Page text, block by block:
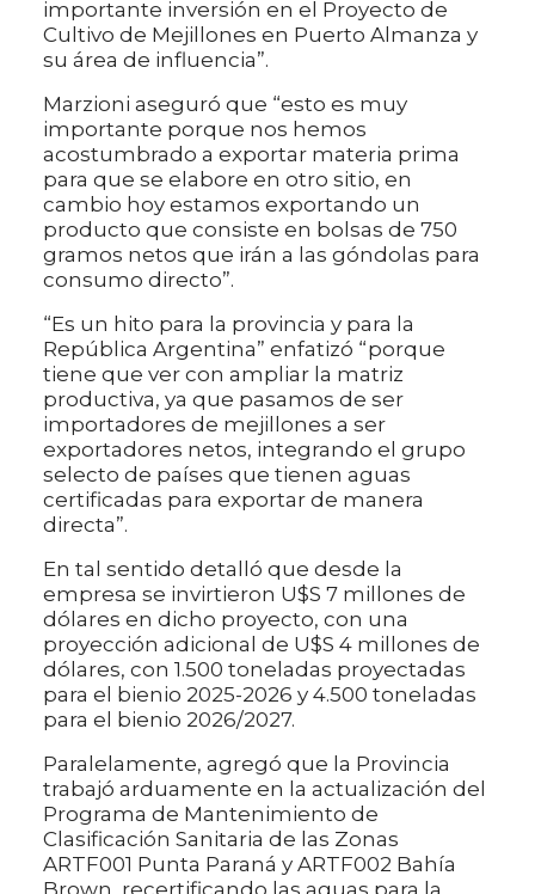
importante inversión en el Proyecto de
Cultivo de Mejillones en Puerto Almanza y
su área de influencia”.
Marzioni aseguró que “esto es muy
importante porque nos hemos
acostumbrado a exportar materia prima
para que se elabore en otro sitio, en
cambio hoy estamos exportando un
producto que consiste en bolsas de 750
gramos netos que irán a las góndolas para
consumo directo”.
“Es un hito para la provincia y para la
República Argentina” enfatizó “porque
tiene que ver con ampliar la matriz
productiva, ya que pasamos de ser
importadores de mejillones a ser
exportadores netos, integrando el grupo
selecto de países que tienen aguas
certificadas para exportar de manera
directa”.
En tal sentido detalló que desde la
empresa se invirtieron U$S 7 millones de
dólares en dicho proyecto, con una
proyección adicional de U$S 4 millones de
dólares, con 1.500 toneladas proyectadas
para el bienio 2025-2026 y 4.500 toneladas
para el bienio 2026/2027.
Paralelamente, agregó que la Provincia
trabajó arduamente en la actualización del
Programa de Mantenimiento de
Clasificación Sanitaria de las Zonas
ARTF001 Punta Paraná y ARTF002 Bahía
Brown, recertificando las aguas para la